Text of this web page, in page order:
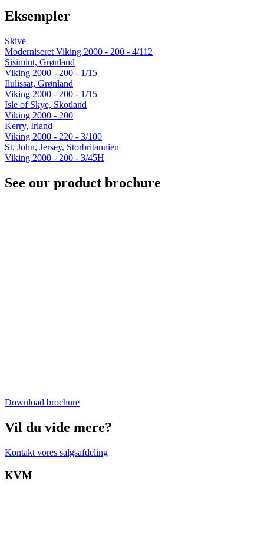
Eksempler
Skive
Moderniseret Viking 2000 - 200 - 4/112
Sisimiut, Grønland
Viking 2000 - 200 - 1/15
Ilulissat, Grønland
Viking 2000 - 200 - 1/15
Isle of Skye, Skotland
Viking 2000 - 200
Kerry, Irland
Viking 2000 - 220 - 3/100
St. John, Jersey, Storbritannien
Viking 2000 - 200 - 3/45H
See our product brochure
Download brochure
Vil du vide mere?
Kontakt vores salgsafdeling
KVM